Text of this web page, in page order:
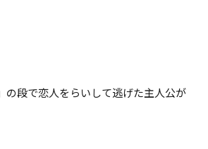
の段で恋人をらいして逃げた主人公が